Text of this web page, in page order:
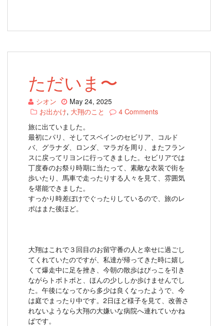
ただいま〜
シオン
May 24, 2025
お出かけ, 大翔のこと
4 Comments
旅に出ていました。
最初にパリ、そしてスペインのセビリア、コルド
バ、グラナダ、ロンダ、マラガを周り、またフラン
スに戻ってリヨンに行ってきました。セビリアでは
丁度春のお祭り時期に当たって、素敵な衣装で街を
歩いたり、馬車で走ったりする人々を見て、雰囲気
を堪能できました。
すっかり時差ぼけでぐったりしているので、旅のレ
ポはまた後ほど。
大翔はこれで３回目のお留守番の人と幸せに過ごし
てくれていたのですが、私達が帰ってきた時に嬉し
くて爆走中に足を挫き、今朝の散歩はびっこを引き
ながらトボトボと、ほんの少ししか歩けませんでし
た。午後になってから多少は良くなったようで、今
は庭でまったり中です。2日ほど様子を見て、改善さ
れないようなら大翔の大嫌いな病院へ連れていかね
ばです。